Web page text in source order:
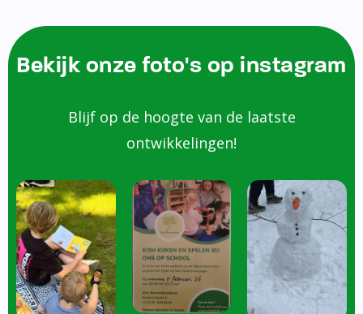
Bekijk onze foto's op instagram
Blijf op de hoogte van de laatste
ontwikkelingen!